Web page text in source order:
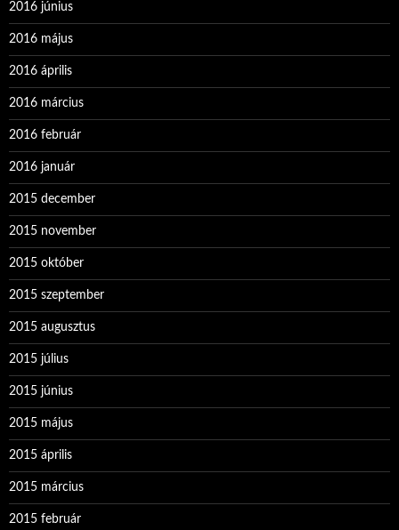
2016 június
2016 május
2016 április
2016 március
2016 február
2016 január
2015 december
2015 november
2015 október
2015 szeptember
2015 augusztus
2015 július
2015 június
2015 május
2015 április
2015 március
2015 február